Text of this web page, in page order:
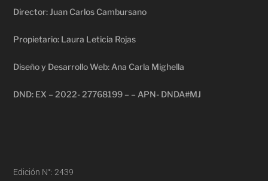
Director: Juan Carlos Cambursano
Propietario: Laura Leticia Rojas
Diseño y Desarrollo Web: Ana Carla Mighella
DND: EX – 2022- 27768199 – – APN- DNDA#MJ
Edición N°: 2439